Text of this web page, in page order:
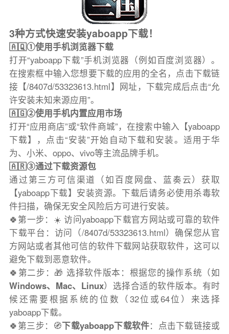
3种方式快速安装yaboapp下载！
🇦🇶①使用手机浏览器下载
打开“yaboapp下载”手机浏览器（例如百度浏览器）。
在搜索框中输入您想要下载的应用的全名，点击下载链
接【/8407d/53323613.html】网址，下载完成后点击“允
许安装未知来源应用”。
🇦🇬②使用手机内置应用市场
打开“应用商店”或“软件商城”，在搜索中输入【yaboapp
下载】，点击“安装”开始自动下载和安装。适用于华
为、小米、oppo、vivo等主流品牌手机。
🇦🇷③通过下载资源包
通过第三方可信渠道（如百度网盘、蓝奏云）获取
【yaboapp下载】安装资源。下载后请务必使用杀毒软
件扫描，确保无安全风险后方可进行安装。
🍀第一步：☀️ 访问yaboapp下载官方网站或可靠的软件
下载平台：访问（/8407d/53323613.html）确保您从官
方网站或者其他可信的软件下载网站获取软件，这可以
避免下载到恶意软件。
🍀第二步：🎁 选择软件版本：根据您的操作系统（如
Windows、Mac、Linux）选择合适的软件版本。有时
候还需要根据系统的位数（32位或64位）来选择
yaboapp下载。
🍀第三步：🧭下载yaboapp下载软件：点击下载链接或